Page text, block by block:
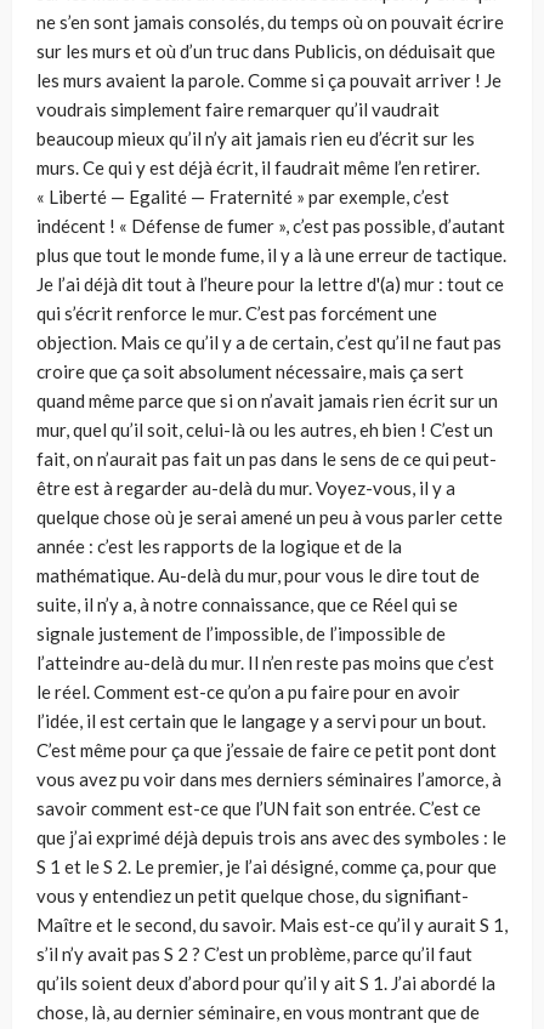
ne s’en sont jamais consolés, du temps où on pouvait écrire
sur les murs et où d’un truc dans Publicis, on déduisait que
les murs avaient la parole. Comme si ça pouvait arriver ! Je
voudrais simplement faire remarquer qu’il vaudrait
beaucoup mieux qu’il n’y ait jamais rien eu d’écrit sur les
murs. Ce qui y est déjà écrit, il faudrait même l’en retirer.
« Liberté — Egalité — Fraternité » par exemple, c’est
indécent ! « Défense de fumer », c’est pas possible, d’autant
plus que tout le monde fume, il y a là une erreur de tactique.
Je l’ai déjà dit tout à l’heure pour la lettre d'(a) mur : tout ce
qui s’écrit renforce le mur. C’est pas forcément une
objection. Mais ce qu’il y a de certain, c’est qu’il ne faut pas
croire que ça soit absolument nécessaire, mais ça sert
quand même parce que si on n’avait jamais rien écrit sur un
mur, quel qu’il soit, celui-là ou les autres, eh bien ! C’est un
fait, on n’aurait pas fait un pas dans le sens de ce qui peut-
être est à regarder au-delà du mur. Voyez-vous, il y a
quelque chose où je serai amené un peu à vous parler cette
année : c’est les rapports de la logique et de la
mathématique. Au-delà du mur, pour vous le dire tout de
suite, il n’y a, à notre connaissance, que ce Réel qui se
signale justement de l’impossible, de l’impossible de
l’atteindre au-delà du mur. Il n’en reste pas moins que c’est
le réel. Comment est-ce qu’on a pu faire pour en avoir
l’idée, il est certain que le langage y a servi pour un bout.
C’est même pour ça que j’essaie de faire ce petit pont dont
vous avez pu voir dans mes derniers séminaires l’amorce, à
savoir comment est-ce que l’UN fait son entrée. C’est ce
que j’ai exprimé déjà depuis trois ans avec des symboles : le
S 1 et le S 2. Le premier, je l’ai désigné, comme ça, pour que
vous y entendiez un petit quelque chose, du signifiant-
Maître et le second, du savoir. Mais est-ce qu’il y aurait S 1,
s’il n’y avait pas S 2 ? C’est un problème, parce qu’il faut
qu’ils soient deux d’abord pour qu’il y ait S 1. J’ai abordé la
chose, là, au dernier séminaire, en vous montrant que de